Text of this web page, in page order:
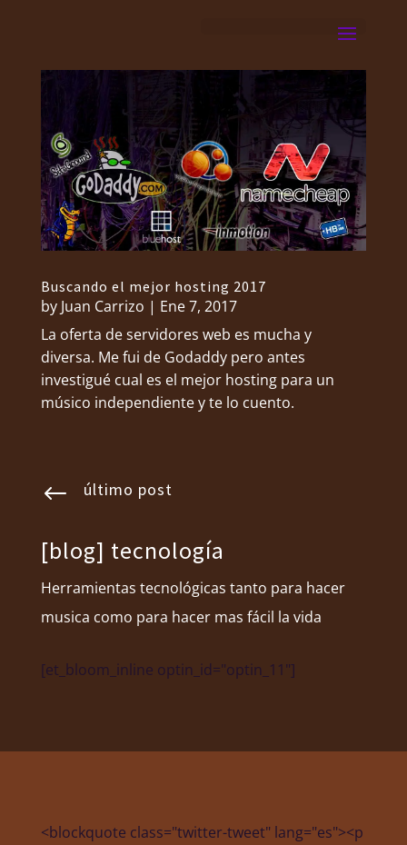
Buscando el mejor hosting 2017
by Juan Carrizo | Ene 7, 2017
La oferta de servidores web es mucha y
diversa. Me fui de Godaddy pero antes
investigué cual es el mejor hosting para un
músico independiente y te lo cuento.
# último post
[blog] tecnología
Herramientas tecnológicas tanto para hacer
musica como para hacer mas fácil la vida
[et_bloom_inline optin_id="optin_11"]
<blockquote class="twitter-tweet" lang="es"><p